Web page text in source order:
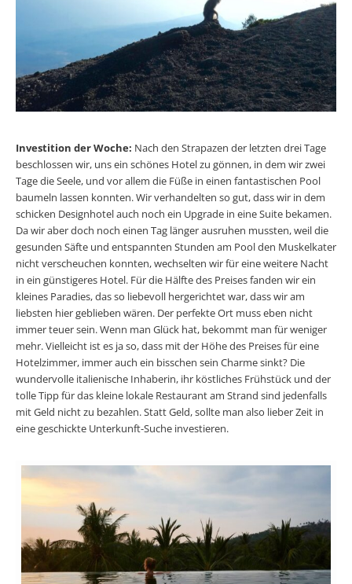
Investition der Woche: Nach den Strapazen der letzten drei Tage
beschlossen wir, uns ein schönes Hotel zu gönnen, in dem wir zwei
Tage die Seele, und vor allem die Füße in einen fantastischen Pool
baumeln lassen konnten. Wir verhandelten so gut, dass wir in dem
schicken Designhotel auch noch ein Upgrade in eine Suite bekamen.
Da wir aber doch noch einen Tag länger ausruhen mussten, weil die
gesunden Säfte und entspannten Stunden am Pool den Muskelkater
nicht verscheuchen konnten, wechselten wir für eine weitere Nacht
in ein günstigeres Hotel. Für die Hälfte des Preises fanden wir ein
kleines Paradies, das so liebevoll hergerichtet war, dass wir am
liebsten hier geblieben wären. Der perfekte Ort muss eben nicht
immer teuer sein. Wenn man Glück hat, bekommt man für weniger
mehr. Vielleicht ist es ja so, dass mit der Höhe des Preises für eine
Hotelzimmer, immer auch ein bisschen sein Charme sinkt? Die
wundervolle italienische Inhaberin, ihr köstliches Frühstück und der
tolle Tipp für das kleine lokale Restaurant am Strand sind jedenfalls
mit Geld nicht zu bezahlen. Statt Geld, sollte man also lieber Zeit in
eine geschickte Unterkunft-Suche investieren.